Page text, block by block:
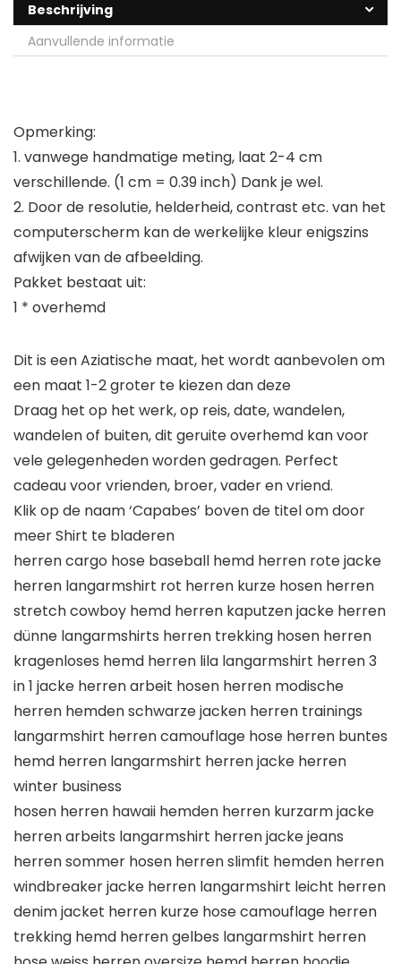
Beschrijving
Aanvullende informatie
Opmerking:
1. vanwege handmatige meting, laat 2-4 cm
verschillende. (1 cm = 0.39 inch) Dank je wel.
2. Door de resolutie, helderheid, contrast etc. van het
computerscherm kan de werkelijke kleur enigszins
afwijken van de afbeelding.
Pakket bestaat uit:
1 * overhemd
Dit is een Aziatische maat, het wordt aanbevolen om
een maat 1-2 groter te kiezen dan deze
Draag het op het werk, op reis, date, wandelen,
wandelen of buiten, dit geruite overhemd kan voor
vele gelegenheden worden gedragen. Perfect
cadeau voor vrienden, broer, vader en vriend.
Klik op de naam ‘Capabes’ boven de titel om door
meer Shirt te bladeren
herren cargo hose baseball hemd herren rote jacke
herren langarmshirt rot herren kurze hosen herren
stretch cowboy hemd herren kaputzen jacke herren
dünne langarmshirts herren trekking hosen herren
kragenloses hemd herren lila langarmshirt herren 3
in 1 jacke herren arbeit hosen herren modische
herren hemden schwarze jacken herren trainings
langarmshirt herren camouflage hose herren buntes
hemd herren langarmshirt herren jacke herren
winter business
hosen herren hawaii hemden herren kurzarm jacke
herren arbeits langarmshirt herren jacke jeans
herren sommer hosen herren slimfit hemden herren
windbreaker jacke herren langarmshirt leicht herren
denim jacket herren kurze hose camouflage herren
trekking hemd herren gelbes langarmshirt herren